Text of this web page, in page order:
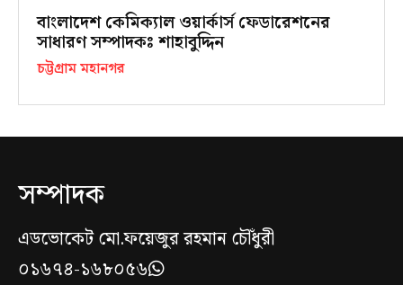
বাংলাদেশ কেমিক্যাল ওয়ার্কার্স ফেডারেশনের
সাধারণ সম্পাদকঃ শাহাবুদ্দিন
চট্টগ্রাম মহানগর
সম্পাদক
এডভোকেট মো.ফয়েজুর রহমান চৌঁধুরী
০১৬৭৪-১৬৮০৫৬